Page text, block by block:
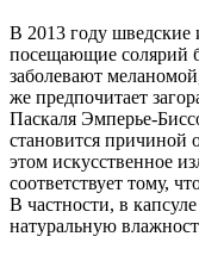
В 2013 году шведские
посещающие солярий
заболевают
же предпочитает
Паскаля Эмперье-
становится причиной
этом искусственное
соответствует тому,
В частности, в
натуральную